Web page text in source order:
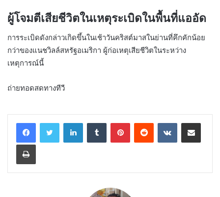
ผู้โจมตีเสียชีวิตในเหตุระเบิดในพื้นที่แออัด
การระเบิดดังกล่าวเกิดขึ้นในเช้าวันคริสต์มาสในย่านที่คึกคักน้อย
กว่าของแนชวิลล์สหรัฐอเมริกา ผู้ก่อเหตุเสียชีวิตในระหว่าง
เหตุการณ์นี้
ถ่ายทอดสดทางทีวี
LinkedInTumblr PinterestReddit VKontakteShare via Email
Print